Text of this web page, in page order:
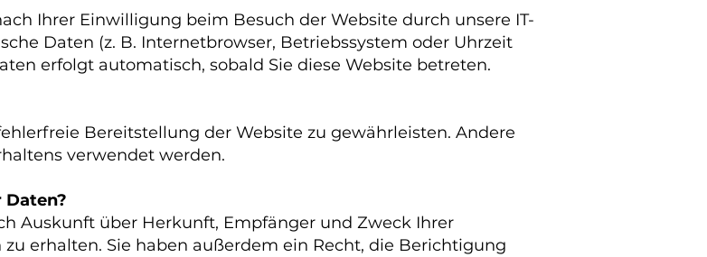
Ihrer Einwilligung beim Besuch der Website durch unsere IT-
Daten (z. B. Internetbrowser, Betriebssystem oder Uhrzeit
erfolgt automatisch, sobald Sie diese Website betreten.
Bereitstellung der Website zu gewährleisten. Andere
verwendet werden.
Daten?
Auskunft über Herkunft, Empfänger und Zweck Ihrer
erhalten. Sie haben außerdem ein Recht, die Berichtigung